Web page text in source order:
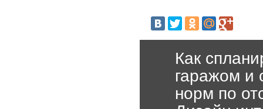
Как
гаражом и
норм по